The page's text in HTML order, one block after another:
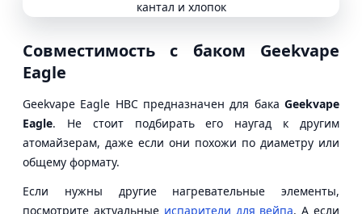
Совместимость с баком Geekvape
Eagle
Geekvape Eagle HBC предназначен для бака Geekvape
Eagle. Не стоит подбирать его наугад к другим
атомайзерам, даже если они похожи по диаметру или
общему формату.
Если нужны другие нагревательные элементы,
посмотрите актуальные испарители для вейпа. А если